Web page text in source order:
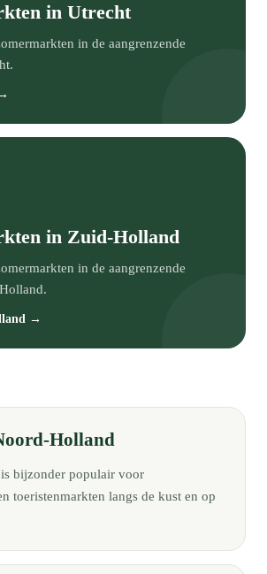
in Utrecht
in de aangrenzende
in Zuid-Holland
in de aangrenzende
→
Holland
bijzonder populair voor
toeristenmarkten langs de kust en op